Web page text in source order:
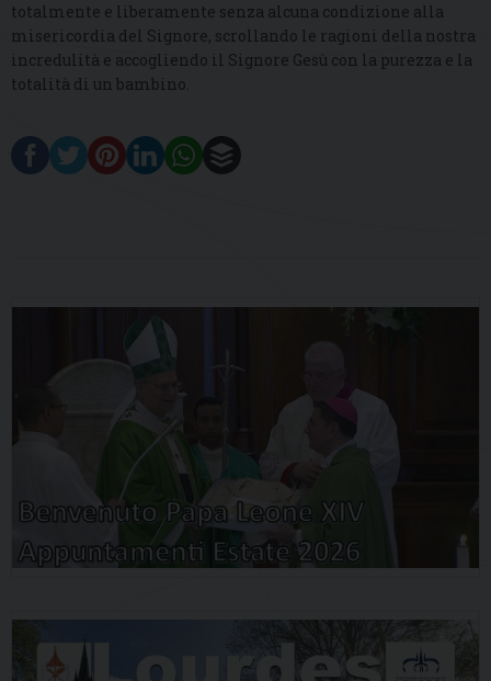
totalmente e liberamente senza alcuna condizione alla
misericordia del Signore, scrollando le ragioni della nostra
incredulità e accogliendo il Signore Gesù con la purezza e la
totalità di un bambino.